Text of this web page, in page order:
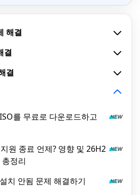
해결
결
결
를 무료로 다운로드하고
원 종료 언제? 영향 및 26H2
정리
치 안됨 문제 해결하기